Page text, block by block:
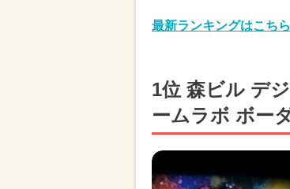
最新ランキングはこちら
1位 森ビル デ
ームラボ ボー